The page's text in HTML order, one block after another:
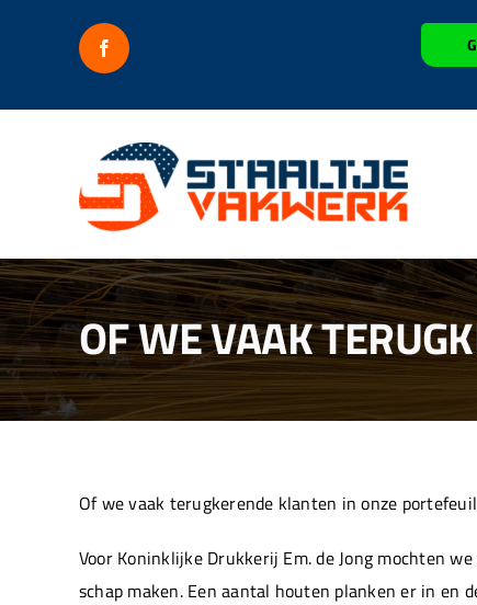
OF WE VAAK
Of we vaak terugkerende klanten in onze
Voor Koninklijke Drukkerij Em. de Jong mochten
schap maken. Een aantal houten planken er in en